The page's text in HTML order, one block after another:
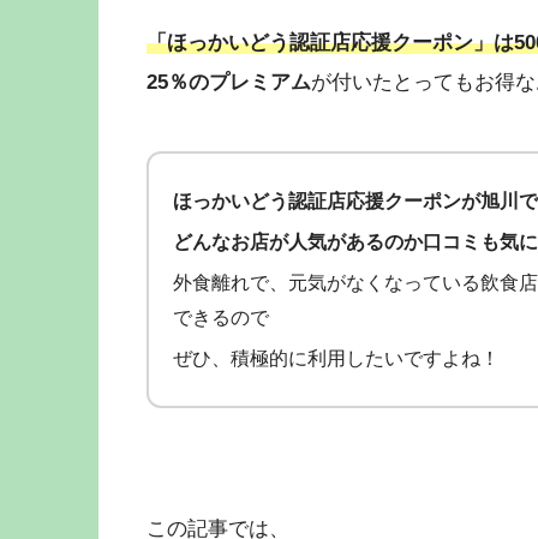
「ほっかいどう認証店応援クーポン」は
25％のプレミアムが付いたとってもお得な
ほっかいどう認証店応援クーポンが旭川
どんなお店が人気があるのか口コミも気に
外食離れで、元気がなくなっている飲食
できるので
ぜひ、積極的に利用したいですよね！
この記事では、